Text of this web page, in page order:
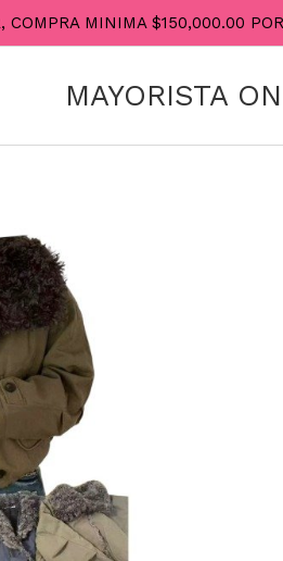
COMPRA MINIMA $150,000.00
MAYORISTA